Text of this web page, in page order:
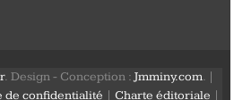
. Design - Conception :Jmminy.com. |
de confidentialité |Charte éditoriale